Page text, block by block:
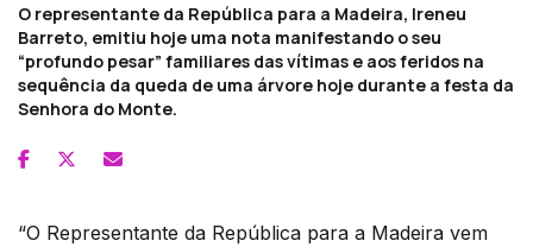
O representante da República para a Madeira, Ireneu
Barreto, emitiu hoje uma nota manifestando o seu
“profundo pesar” familiares das vítimas e aos feridos na
sequência da queda de uma árvore hoje durante a festa da
Senhora do Monte.
“O Representante da República para a Madeira vem